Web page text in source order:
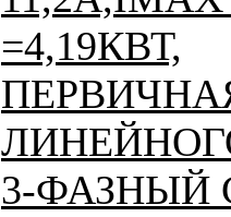
=4,19КВТ,
3-ФАЗНЫЙ